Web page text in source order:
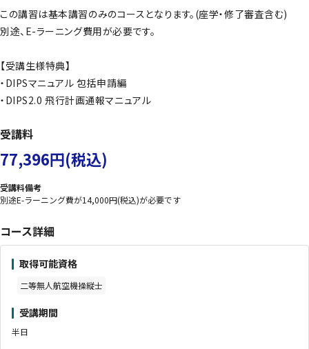
この講習は基本講習のみのコースとなります。(座学・修了審査含む)
別途、E-ラーニング費用が必要です。
【受講生様特典】
・DIPSマニュアル 包括申請編
・DIPS2.0 飛行計画通報マニュアル
受講料
77,396円(税込)
受講料備考
別途E-ラーニング費が14,000円(税込)が必要です
コース詳細
取得可能資格
二等無人航空機操縦士
受講期間
半日